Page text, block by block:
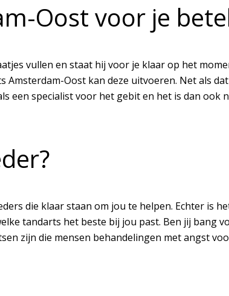
Oost voor je
vullen en staat hij voor je klaar op het
Oost kan deze uitvoeren. Net als
een specialist voor het gebit en het is dan ook
die klaar staan om jou te helpen. Echter is
tandarts het beste bij jou past. Ben jij bang
zijn die mensen behandelingen met angst